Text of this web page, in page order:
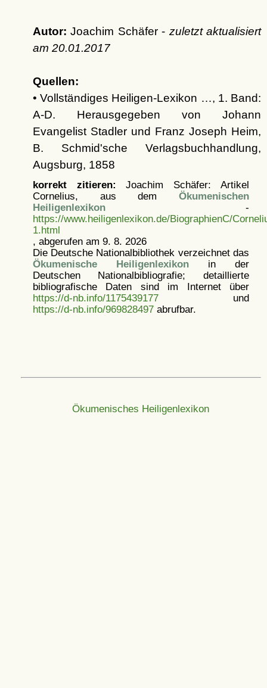
Autor: Joachim Schäfer - zuletzt aktualisiert
am 20.01.2017
Quellen:
• Vollständiges Heiligen-Lexikon …, 1. Band:
A-D. Herausgegeben von Johann
Evangelist Stadler und Franz Joseph Heim,
B. Schmid'sche Verlagsbuchhandlung,
Augsburg, 1858
korrekt zitieren: Joachim Schäfer: Artikel
Cornelius, aus dem Ökumenischen
Heiligenlexikon-
https://www.heiligenlexikon.de/BiographienC/
1.html
, abgerufen am 9. 8. 2026
Die Deutsche Nationalbibliothek verzeichnet das
Ökumenische Heiligenlexikonin der
Deutschen Nationalbibliografie; detaillierte
bibliografische Daten sind im Internet über
https://d-nb.info/1175439177und
https://d-nb.info/969828497abrufbar.
Ökumenisches Heiligenlexikon